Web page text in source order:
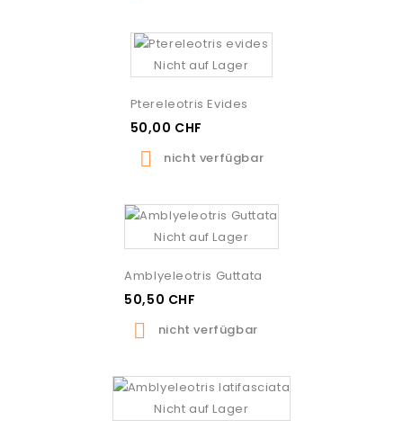
Nicht auf Lager
Ptereleotris Evides
50,00 CHF
 nicht verfügbar
Nicht auf Lager
Amblyeleotris Guttata
50,50 CHF
 nicht verfügbar
Nicht auf Lager